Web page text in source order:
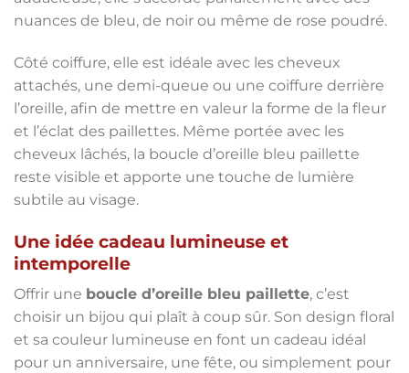
nuances de bleu, de noir ou même de rose poudré.
Côté coiffure, elle est idéale avec les cheveux
attachés, une demi-queue ou une coiffure derrière
l’oreille, afin de mettre en valeur la forme de la fleur
et l’éclat des paillettes. Même portée avec les
cheveux lâchés, la boucle d’oreille bleu paillette
reste visible et apporte une touche de lumière
subtile au visage.
Une idée cadeau lumineuse et
intemporelle
Offrir une boucle d’oreille bleu paillette, c’est
choisir un bijou qui plaît à coup sûr. Son design floral
et sa couleur lumineuse en font un cadeau idéal
pour un anniversaire, une fête, ou simplement pour